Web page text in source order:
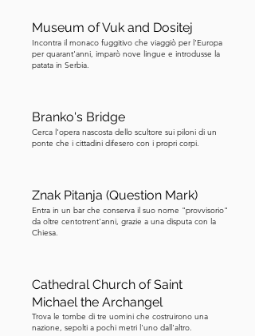
pentola di rame. I serbi lo chiamano
""domaća kafa"", caffè casereccio, mai
""caffè turco"". Viene servito con
girare la tazzina e leggere il tuo destino
nei fondi. I serbi bevono quattro o
la grappa di prugne, devi dire
""Živeli!"" e bere. Rifiutare è
considerato scortese. Non dirmi che
strada verso l'edificio dal quale la
kafana non è stata autorizzata a
prendere il nome.
Museum of Vuk and Dositej
Incontra il monaco fuggitivo che viaggiò per l'Europa
per quarant'anni, imparò nove lingue e introdusse la
patata in Serbia.
Branko's Bridge
Cerca l'opera nascosta dello scultore sui piloni di un
ponte che i cittadini difesero con i propri corpi.
Znak Pitanja (Question Mark)
Entra in un bar che conserva il suo nome "provvisorio"
da oltre centotrent'anni, grazie a una disputa con la
Chiesa.
Cathedral Church of Saint
Michael the Archangel
Trova le tombe di tre uomini che costruirono una
nazione, sepolti a pochi metri l'uno dall'altro.